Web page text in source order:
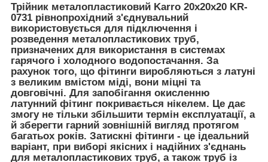
Трійник металопластиковий Karro 20х20х20 KR-
0731 рівнопрохідний з'єднувальний
використовується для підключення і
розведення металопластикових труб,
призначених для використання в системах
гарячого і холодного водопостачання. За
рахунок того, що фітинги виробляються з латуні
з великим вмістом міді, вони міцні та
довговічні. Для запобігання окисленню
латунний фітинг покривається нікелем. Це дає
змогу не тільки збільшити термін експлуатації, а
й зберегти гарний зовнішній вигляд протягом
багатьох років. Затискні фітинги - це ідеальний
варіант, при виборі якісних і надійних з'єднань
для металопластикових труб, а також труб із